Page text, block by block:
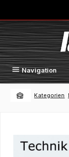
Zum Hauptinhalt
Navigation
Kategorien